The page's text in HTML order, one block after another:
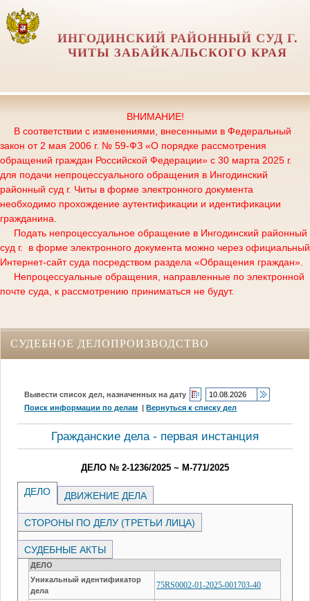
ИНГОДИНСКИЙ РАЙОННЫЙ СУД Г.
ЧИТЫ ЗАБАЙКАЛЬСКОГО КРАЯ
ВНИМАНИЕ!
В соответствии с изменениями, внесенными в Федеральный
закон от 2 мая 2006 г. № 59-ФЗ «О порядке рассмотрения
обращений граждан Российской Федерации» с 30 марта 2025 г.
для подачи непроцессуального обращения в Ингодинский
районный суд г. Читы в форме электронного документа
необходимо прохождение аутентификации и идентификации
гражданина.
Подать непроцессуальное обращение в Ингодинский районный
суд г. в форме электронного документа можно через официальный
Интернет-сайт суда посредством раздела «Обращения граждан».
Непроцессуальные обращения, направленные по электронной
почте суда, к рассмотрению приниматься не будут.
СУДЕБНОЕ ДЕЛОПРОИЗВОДСТВО
Вывести список дел, назначенных на дату
Поиск информации по делам |Вернуться к списку дел
Гражданские дела - первая инстанция
ДЕЛО № 2-1236/2025 ~ М-771/2025
ДЕЛО ДВИЖЕНИЕ ДЕЛА
СТОРОНЫ ПО ДЕЛУ (ТРЕТЬИ ЛИЦА)
СУДЕБНЫЕ АКТЫ
ДЕЛО
Уникальный идентификатор
дела
75RS0002-01-2025-001703-40